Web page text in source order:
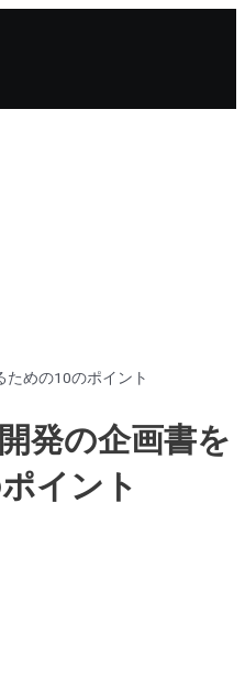
ための10のポイント
発の企画書を
イント